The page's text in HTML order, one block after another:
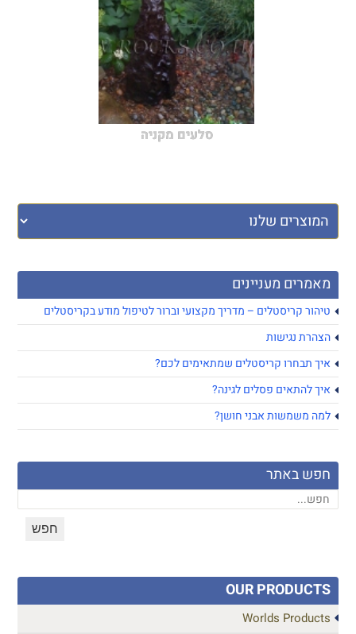
מאמרים מעניינים
טיהור קריסטלים – מדריך מקצועי וברור לטיפול מודע בקריסטלים
הצהרת נגישות
איך תבחרו קריסטלים שמתאימים לכם?
איך להתאים פסלים לגינה?
למה משמשות אבני חושן?
חפש באתר
סלעים מקניה
OUR PRODUCTS
Worlds Products